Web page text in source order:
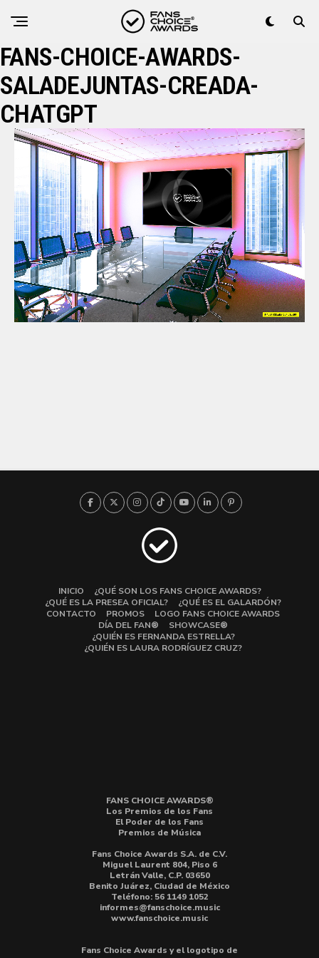
FANS-CHOICE-AWARDS-
SALADEJUNTAS-CREADA-
CHATGPT
INICIO
¿QUÉ SON LOS FANS CHOICE AWARDS?
¿QUÉ ES LA PRESEA OFICIAL?
¿QUÉ ES EL GALARDÓN?
CONTACTO
PROMOS
LOGO FANS CHOICE AWARDS
DÍA DEL FAN®
SHOWCASE®
¿QUIÉN ES FERNANDA ESTRELLA?
¿QUIÉN ES LAURA RODRÍGUEZ CRUZ?
FANS CHOICE AWARDS®
Los Premios de los Fans
El Poder de los Fans
Premios de Música
Fans Choice Awards S.A. de C.V.
Miguel Laurent 804, Piso 6
Letrán Valle, C.P. 03650
Benito Juárez, Ciudad de México
Teléfono: 56 1149 1052
informes@fanschoice.music
www.fanschoice.music
Fans Choice Awards y el logotipo de